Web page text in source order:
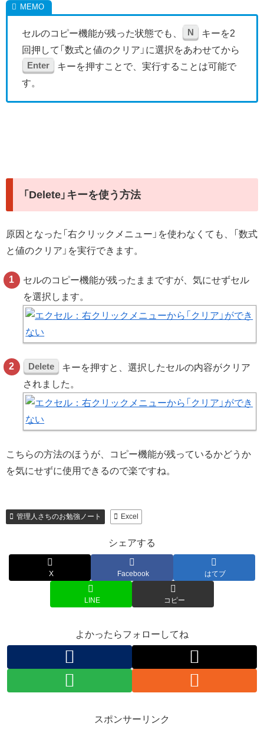
セルのコピー機能が残った状態でも、 N
キーを2
回押して「数式と値のクリア」に選択をあわせてから
Enter
キーを押すことで、実行することは可能で
す。
「Delete」キーを使う方法
原因となった「右クリックメニュー」を使わなくても、「数式
と値のクリア」を実行できます。
セルのコピー機能が残ったままですが、気にせずセル
を選択します。
Delete
キーを押すと、選択したセルの内容がクリア
されました。
こちらの方法のほうが、コピー機能が残っているかどうか
を気にせずに使用できるので楽ですね。
管理人さちのお勉強ノート Excel
シェアする
X Facebook はてブ
LINE コピー
よかったらフォローしてね
スポンサーリンク